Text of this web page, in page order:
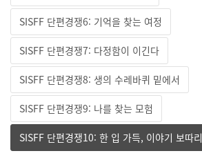
SISFF 단편경쟁6: 기억을 찾는 여정
SISFF 단편경쟁7: 다정함이 이긴다
SISFF 단편경쟁8: 생의 수레바퀴 밑에서
SISFF 단편경쟁9: 나를 찾는 모험
SISFF 단편경쟁10: 한 입 가득, 이야기 보따리